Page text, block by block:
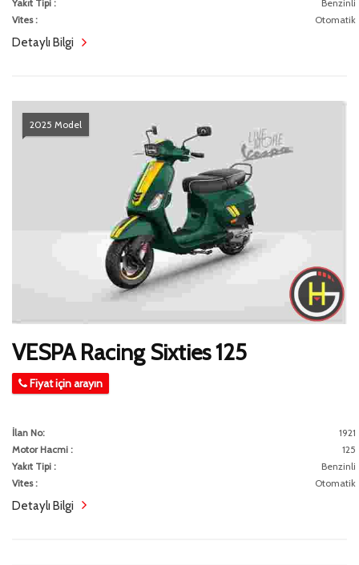
Yakıt Tipi :
Benzinli
Vites :
Otomatik
Detaylı Bilgi
2025 Model
VESPA Racing Sixties 125
Fiyat için arayın
İlan No:
1921
Motor Hacmi :
125
Yakıt Tipi :
Benzinli
Vites :
Otomatik
Detaylı Bilgi